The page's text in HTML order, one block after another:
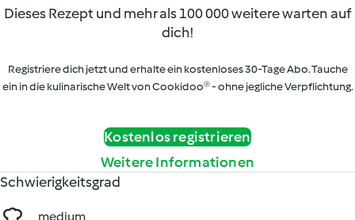
Dieses Rezept und mehr als 100 000 weitere warten auf
dich!
Registriere dich jetzt und erhalte ein kostenloses 30-Tage Abo. Tauche
ein in die kulinarische Welt von Cookidoo® - ohne jegliche Verpflichtung.
Kostenlos registrieren
Weitere Informationen
Schwierigkeitsgrad
medium